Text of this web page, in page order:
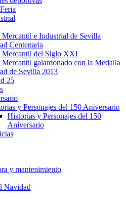
e Industrial de Sevilla
Centenaria
Mercantil del Siglo XXI
galardonado con la Medalla
de Sevilla 2013
25
y Personajes del 150 Aniversario
Historias y Personajes del 150
Aniversario
y mantenimiento
Navidad